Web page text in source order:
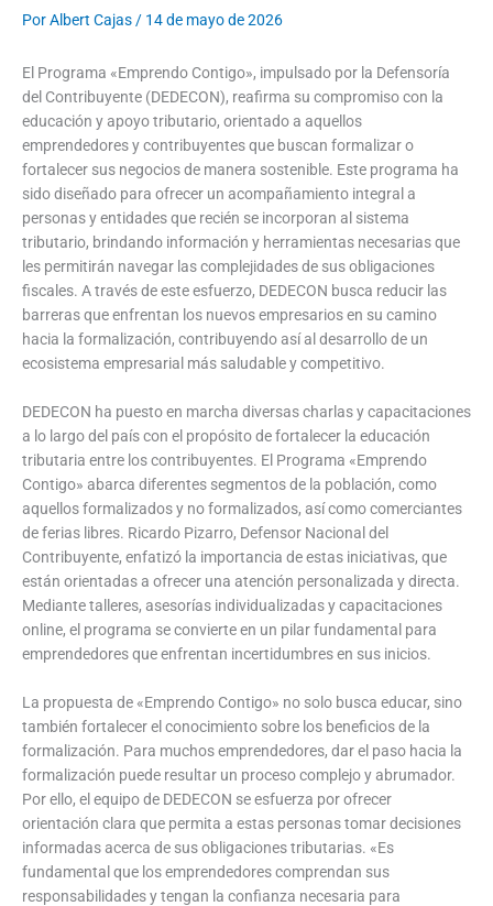
PorAlbert Cajas / 14 de mayo de 2026
El Programa «Emprendo Contigo», impulsado por la Defensoría
del Contribuyente (DEDECON), reafirma su compromiso con la
educación y apoyo tributario, orientado a aquellos
emprendedores y contribuyentes que buscan formalizar o
fortalecer sus negocios de manera sostenible. Este programa ha
sido diseñado para ofrecer un acompañamiento integral a
personas y entidades que recién se incorporan al sistema
tributario, brindando información y herramientas necesarias que
les permitirán navegar las complejidades de sus obligaciones
fiscales. A través de este esfuerzo, DEDECON busca reducir las
barreras que enfrentan los nuevos empresarios en su camino
hacia la formalización, contribuyendo así al desarrollo de un
ecosistema empresarial más saludable y competitivo.
DEDECON ha puesto en marcha diversas charlas y capacitaciones
a lo largo del país con el propósito de fortalecer la educación
tributaria entre los contribuyentes. El Programa «Emprendo
Contigo» abarca diferentes segmentos de la población, como
aquellos formalizados y no formalizados, así como comerciantes
de ferias libres. Ricardo Pizarro, Defensor Nacional del
Contribuyente, enfatizó la importancia de estas iniciativas, que
están orientadas a ofrecer una atención personalizada y directa.
Mediante talleres, asesorías individualizadas y capacitaciones
online, el programa se convierte en un pilar fundamental para
emprendedores que enfrentan incertidumbres en sus inicios.
La propuesta de «Emprendo Contigo» no solo busca educar, sino
también fortalecer el conocimiento sobre los beneficios de la
formalización. Para muchos emprendedores, dar el paso hacia la
formalización puede resultar un proceso complejo y abrumador.
Por ello, el equipo de DEDECON se esfuerza por ofrecer
orientación clara que permita a estas personas tomar decisiones
informadas acerca de sus obligaciones tributarias. «Es
fundamental que los emprendedores comprendan sus
responsabilidades y tengan la confianza necesaria para